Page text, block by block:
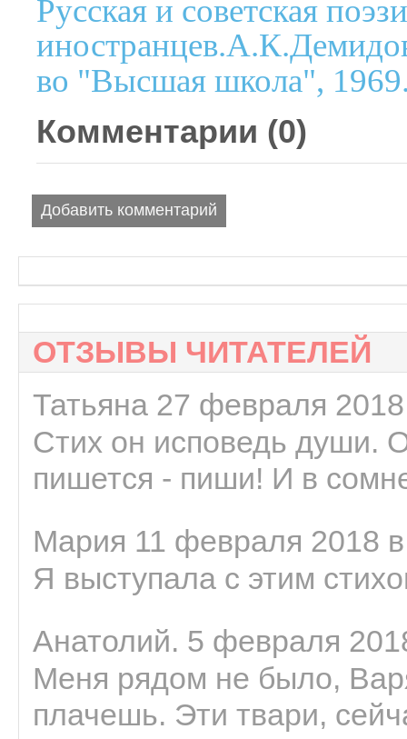
Русская и советская
во "Высшая школа",
Комментарии (0)
Добавить комментарий
ОТЗЫВЫ ЧИТАТЕЛЕЙ
Татьяна 27 февраля
Стих он исповедь души.
пишется - пиши! И в
Мария 11 февраля 2018
Я выступала с этим
Анатолий. 5 февраля
Меня рядом не было,
плачешь. Эти твари,